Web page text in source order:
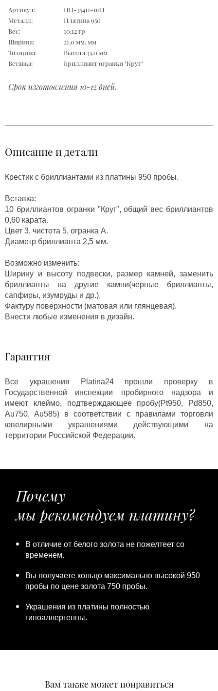
Артикул:
НП-35411-10П
Металл:
Платина 950
Вес:
10,12 гр
Ширина:
21,0 мм. мм
Толщина:
Высота 35,0 мм
Вставка:
Бриллиант огранки "Круг"
Срок изготовления 10-12 дней.
Описание и детали
Крестик с бриллиантами из платины 950 пробы.
Вставка:
10 бриллиантов огранки "Круг", общий вес бриллиантов
0,60 карата.
Цвет 3, чистота 5, огранка А.
Диаметр бриллианта 2,5 мм.
Возможно изменить:
Ширину и высоту подвески, размер камней, заменить
бриллианты на другие камни(черные бриллианты,
сапфиры, изумруды и др.).
Фактуру поверхности (матовая или глянцевая).
Внести любые изменения в дизайн.
Гарантия
Все украшения Platina24 прошли проверку в
Государственной инспекции пробирного надзора и
имеют клеймо, подтверждающее пробу(Pt950, Pd850,
Au750, Au585) в соответствии с правилами торговли
ювелирными украшениями действующими на
территории Российской Федерации.
Почему
мы рекомендуем платину?
В отличие от белого золота не пожелтеет со
временем.
Вы получаете кольцо максимально высокой 950
пробы по цене золота 750 пробы.
Украшения из платины полностью
гипоаллергенны.
Вам также может понравиться